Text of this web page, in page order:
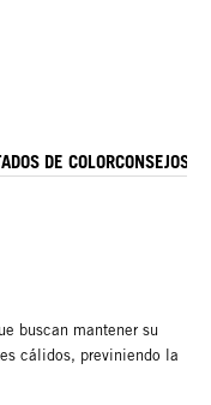
DE COLORCONSEJOS
buscan mantener su
cálidos, previniendo la